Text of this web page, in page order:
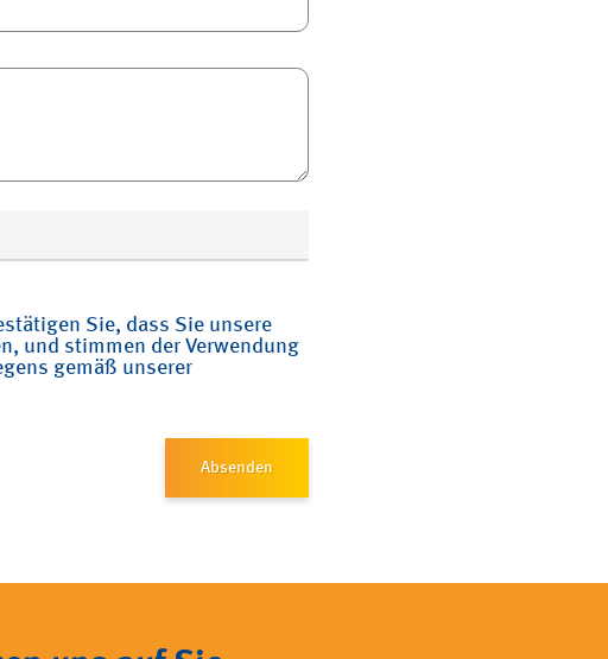
Sie, dass Sie unsere
und stimmen der Verwendung
gemäß unserer
Absenden